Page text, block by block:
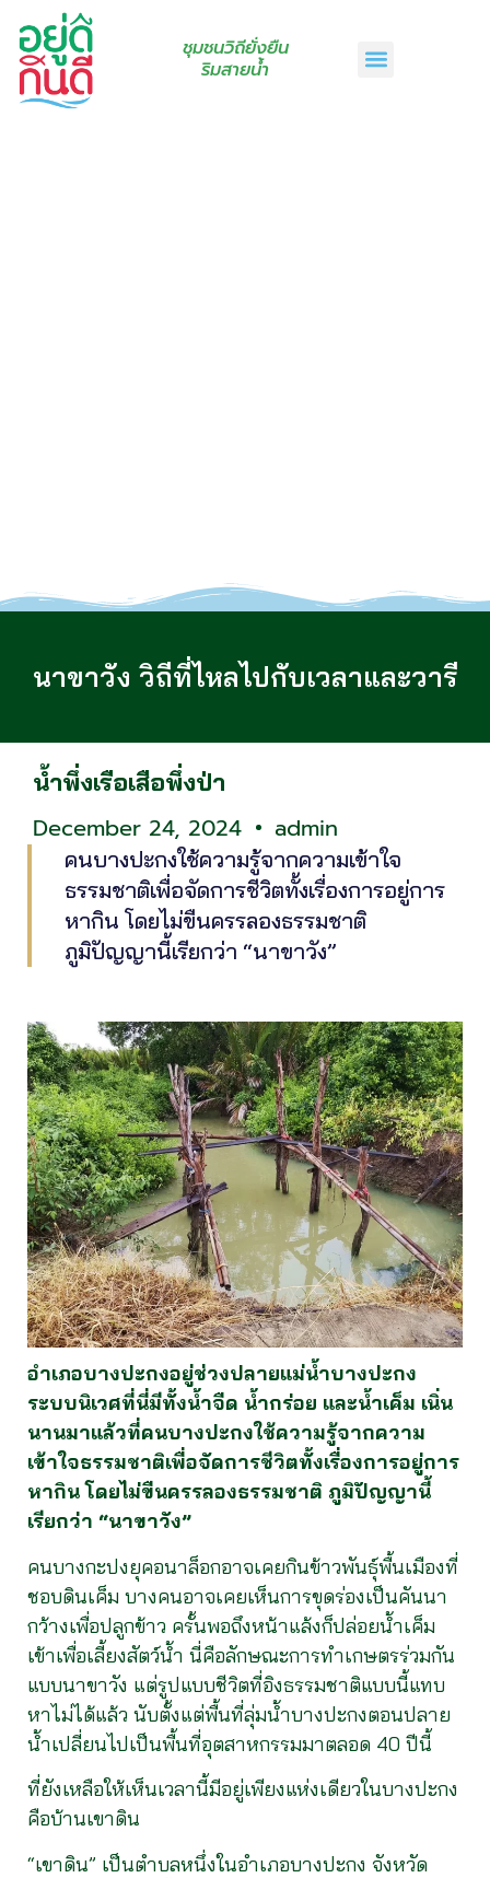
ชุมชนวิถียั่งยืน
ริมสายน้ำ
นาขาวัง วิถีที่ไหลไปกับเวลาและวารี
น้ำพึ่งเรือเสือพึ่งป่า
December 24, 2024 admin
คนบางปะกงใช้ความรู้จากความเข้าใจ
ธรรมชาติเพื่อจัดการชีวิตทั้งเรื่องการอยู่การ
หากิน โดยไม่ขืนครรลองธรรมชาติ
ภูมิปัญญานี้เรียกว่า “นาขาวัง”
อำเภอบางปะกงอยู่ช่วงปลายแม่น้ำบางปะกง
ระบบนิเวศที่นี่มีทั้งน้ำจืด น้ำกร่อย และน้ำเค็ม เนิ่น
นานมาแล้วที่คนบางปะกงใช้ความรู้จากความ
เข้าใจธรรมชาติเพื่อจัดการชีวิตทั้งเรื่องการอยู่การ
หากิน โดยไม่ขืนครรลองธรรมชาติ ภูมิปัญญานี้
เรียกว่า “นาขาวัง”
คนบางกะปงยุคอนาล็อกอาจเคยกินข้าวพันธุ์พื้นเมืองที่
ชอบดินเค็ม บางคนอาจเคยเห็นการขุดร่องเป็นคันนา
กว้างเพื่อปลูกข้าว ครั้นพอถึงหน้าแล้งก็ปล่อยน้ำเค็ม
เข้าเพื่อเลี้ยงสัตว์น้ำ นี่คือลักษณะการทำเกษตรร่วมกัน
แบบนาขาวัง แต่รูปแบบชีวิตที่อิงธรรมชาติแบบนี้แทบ
หาไม่ได้แล้ว นับตั้งแต่พื้นที่ลุ่มน้ำบางปะกงตอนปลาย
น้ำเปลี่ยนไปเป็นพื้นที่อุตสาหกรรมมาตลอด 40 ปีนี้
ที่ยังเหลือให้เห็นเวลานี้มีอยู่เพียงแห่งเดียวในบางปะกง
คือบ้านเขาดิน
“เขาดิน” เป็นตำบลหนึ่งในอำเภอบางปะกง จังหวัด